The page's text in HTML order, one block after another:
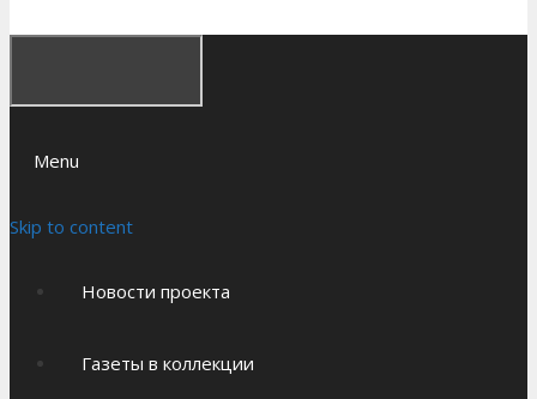
Menu
Skip to content
Новости проекта
Газеты в коллекции